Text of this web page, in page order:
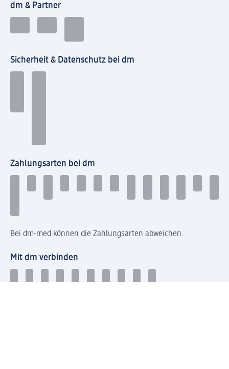
dm & Partner
Sicherheit & Datenschutz bei dm
Zahlungsarten bei dm
Bei dm-med können die Zahlungsarten abweichen.
Mit dm verbinden